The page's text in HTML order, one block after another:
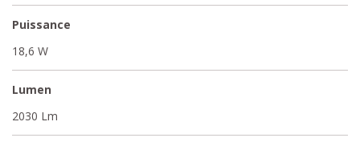
Puissance
18,6 W
Lumen
2030 Lm